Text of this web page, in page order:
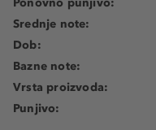
Ponovno punjivo:
Srednje note:
Dob:
Bazne note:
Vrsta proizvoda:
Punjivo: